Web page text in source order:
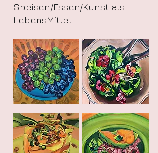
Speisen/Essen/Kunst als
LebensMittel
mehr...